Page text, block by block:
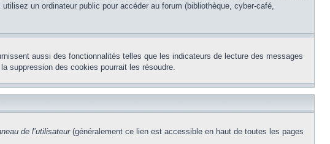
un ordinateur public pour accéder au forum (bibliothèque, cyber-café,
aussi des fonctionnalités telles que les indicateurs de lecture des messages
suppression des cookies pourrait les résoudre.
de l’utilisateur(généralement ce lien est accessible en haut de toutes les pages